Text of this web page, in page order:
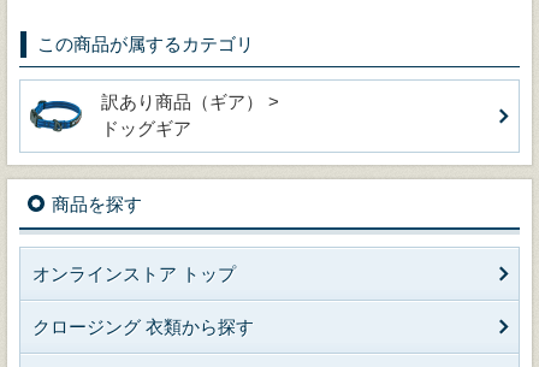
この商品が属するカテゴリ
訳あり商品（ギア） >
ドッグギア
商品を探す
オンラインストア トップ
クロージング 衣類から探す